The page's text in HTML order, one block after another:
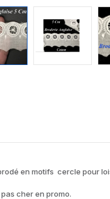
en motifs cercle pour
cher en promo.